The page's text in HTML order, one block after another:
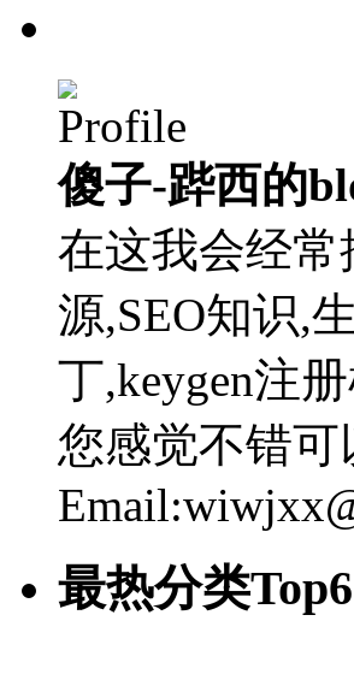
傻子-跸西的
在这我会经
源,SEO知识,
丁,keygen注
您感觉不错
最热分类Top6